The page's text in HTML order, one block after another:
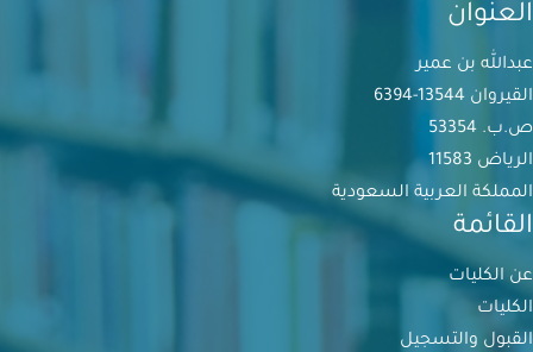
العنوان
عبدالله بن عمير
القيروان 13544-6394
ص.ب. 53354
الرياض 11583
المملكة العربية السعودية
القائمة
عن الكليات
الكليات
القبول والتسجيل